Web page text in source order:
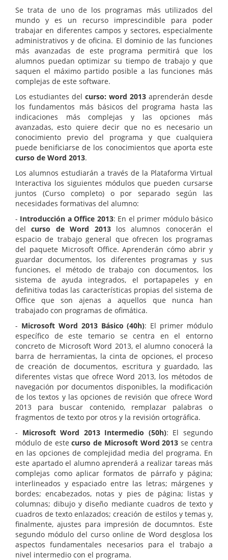
Se trata de uno de los programas más utilizados del
mundo y es un recurso imprescindible para poder
trabajar en diferentes campos y sectores, especialmente
administrativos y de oficina. El dominio de las funciones
más avanzadas de este programa permitirá que los
alumnos puedan optimizar su tiempo de trabajo y que
saquen el máximo partido posible a las funciones más
complejas de este software.
Los estudiantes del curso: word 2013 aprenderán desde
los fundamentos más básicos del programa hasta las
indicaciones más complejas y las opciones más
avanzadas, esto quiere decir que no es necesario un
conocimiento previo del programa y que cualquiera
puede benificiarse de los conocimientos que aporta este
curso de Word 2013.
Los alumnos estudiarán a través de la Plataforma Virtual
Interactiva los siguientes módulos que pueden cursarse
juntos (Curso completo) o por separado según las
necesidades formativas del alumno:
- Introducción a Office 2013: En el primer módulo básico
delcurso de Word 2013los alumnos conocerán el
espacio de trabajo general que ofrecen los programas
del paquete Microsoft Office. Aprenderán cómo abrir y
guardar documentos, los diferentes programas y sus
funciones, el método de trabajo con documentos, los
sistema de ayuda integrados, el portapapeles y en
definitiva todas las características propias del sistema de
Office que son ajenas a aquellos que nunca han
trabajado con programas de ofimática.
- Microsoft Word 2013 Básico (40h): El primer módulo
específico de este temario se centra en el entorno
concreto de Microsoft Word 2013, el alumno conocerá la
barra de herramientas, la cinta de opciones, el proceso
de creación de documentos, escritura y guardado, las
diferentes vistas que ofrece Word 2013, los métodos de
navegación por documentos disponibles, la modificación
de los textos y las opciones de revisión que ofrece Word
2013 para buscar contenido, remplazar palabras o
fragmentos de texto por otros y la revisión ortográfica.
- Microsoft Word 2013 Intermedio (50h): El segundo
módulo de estecurso de Microsoft Word 2013 se centra
en las opciones de complejidad media del programa. En
este apartado el alumno aprenderá a realizar tareas más
complejas como aplicar formatos de párrafo y página;
interlineados y espaciado entre las letras; márgenes y
bordes; encabezados, notas y pies de página; listas y
columnas; dibujo y diseño mediante cuadros de texto y
cuadros de texto enlazados; creación de estilos y temas y,
finalmente, ajustes para impresión de documntos. Este
segundo módulo del curso online de Word desglosa los
aspectos fundamentales necesarios para el trabajo a
nivel intermedio con el programa.